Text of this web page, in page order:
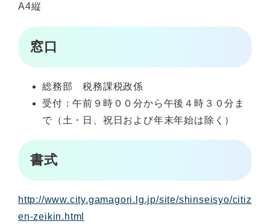
A4縦
窓口
総務部 税務課税政係
受付：午前９時００分から午後４時３０分ま
で（土・日、祝日および年末年始は除く）
書式
http://www.city.gamagori.lg.jp/site/shinseisyo/citiz
en-zeikin.html